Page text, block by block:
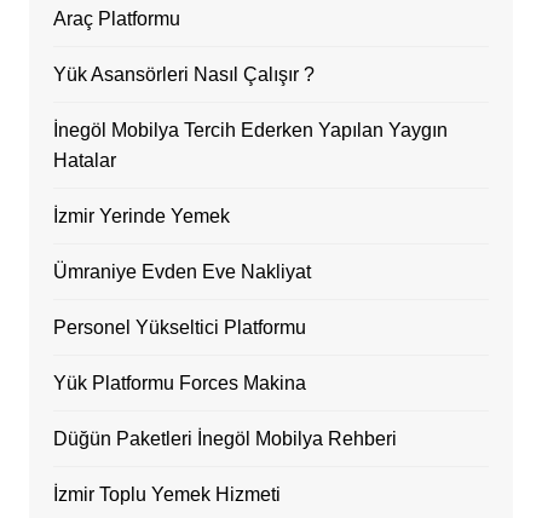
Araç Platformu
Yük Asansörleri Nasıl Çalışır ?
İnegöl Mobilya Tercih Ederken Yapılan Yaygın
Hatalar
İzmir Yerinde Yemek
Ümraniye Evden Eve Nakliyat
Personel Yükseltici Platformu
Yük Platformu Forces Makina
Düğün Paketleri İnegöl Mobilya Rehberi
İzmir Toplu Yemek Hizmeti